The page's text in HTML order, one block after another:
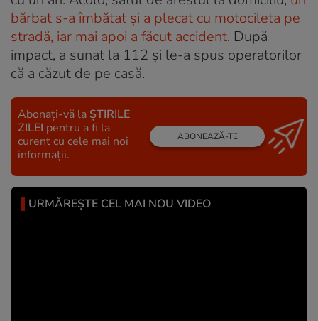
bărbat s-a îmbătat și a plecat cu motocileta pe
stradă, iar mai apoi a făcut accident. După
impact, a sunat la 112 și le-a spus operatorilor
că a căzut de pe casă.
Abonați-vă la ȘTIRILE
ZILEI pentru a fi la
curent cu cele mai noi
informații.
ABONEAZĂ-TE
URMĂREȘTE CEL MAI NOU VIDEO